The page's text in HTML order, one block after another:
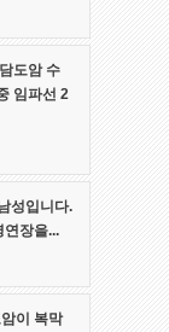
도암 수
임파선 2
성입니다.
연장을...
이 복막